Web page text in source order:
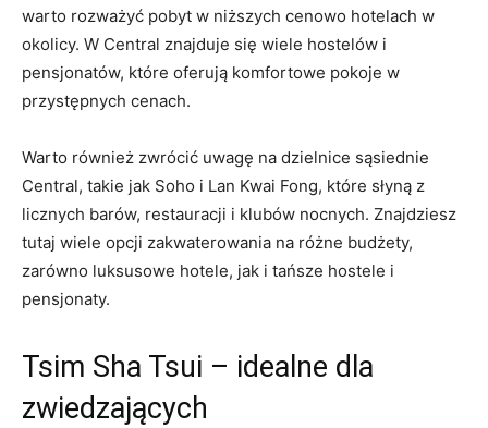
warto rozważyć pobyt w niższych cenowo hotelach w
okolicy. W Central znajduje ⁤się wiele hostelów i
pensjonatów, które oferują komfortowe pokoje w
przystępnych cenach.
Warto również zwrócić uwagę na ⁢dzielnice sąsiednie
Central, takie jak Soho i Lan Kwai Fong, które słyną z
licznych barów, restauracji i klubów nocnych. ⁤Znajdziesz
tutaj wiele opcji zakwaterowania na‍ różne ⁢budżety,
zarówno luksusowe hotele, jak‍ i tańsze hostele‌ i
pensjonaty.
Tsim Sha Tsui – idealne dla
zwiedzających